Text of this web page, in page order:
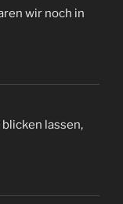
wir noch in
lassen,